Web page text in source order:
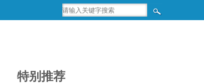
特别推荐